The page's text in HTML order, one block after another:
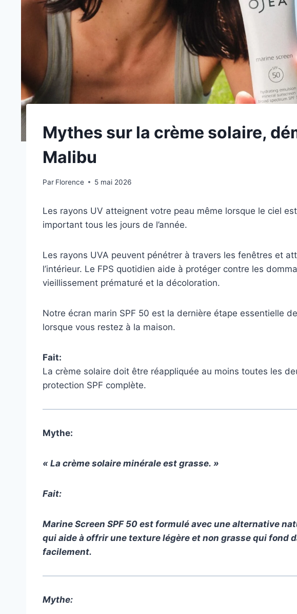
Mythes sur la crème solaire,
Malibu
Par Florence 5 mai 2026
Les rayons UV atteignent votre peau même lorsque le ciel
important tous les jours de l’année.
Les rayons UVA peuvent pénétrer à travers les fenêtres et
l’intérieur. Le FPS quotidien aide à protéger contre les
vieillissement prématuré et la décoloration.
Notre écran marin SPF 50 est la dernière étape essentielle
lorsque vous restez à la maison.
Fait:
La crème solaire doit être réappliquée au moins toutes les
protection SPF complète.
Mythe:
« La crème solaire minérale est grasse. »
Fait:
Marine Screen SPF 50 est formulé avec une alternative
qui aide à offrir une texture légère et non grasse qui fond
facilement.
Mythe: